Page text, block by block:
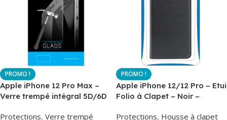
Apple iPhone 12 Pro Max –
Verre trempé intégral 5D/6D
Protections, Verre trempé
Apple iPhone 12/12 Pro – Etui
Folio à Clapet – Noir –
Protections, Housse à clapet